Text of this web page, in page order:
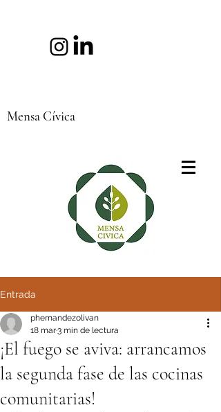
Mensa Cívica
Entrada
¡El fuego se aviva: arrancamos
la segunda fase de las cocinas
comunitarias!
phernandezolivan
18 mar3 min de lectura